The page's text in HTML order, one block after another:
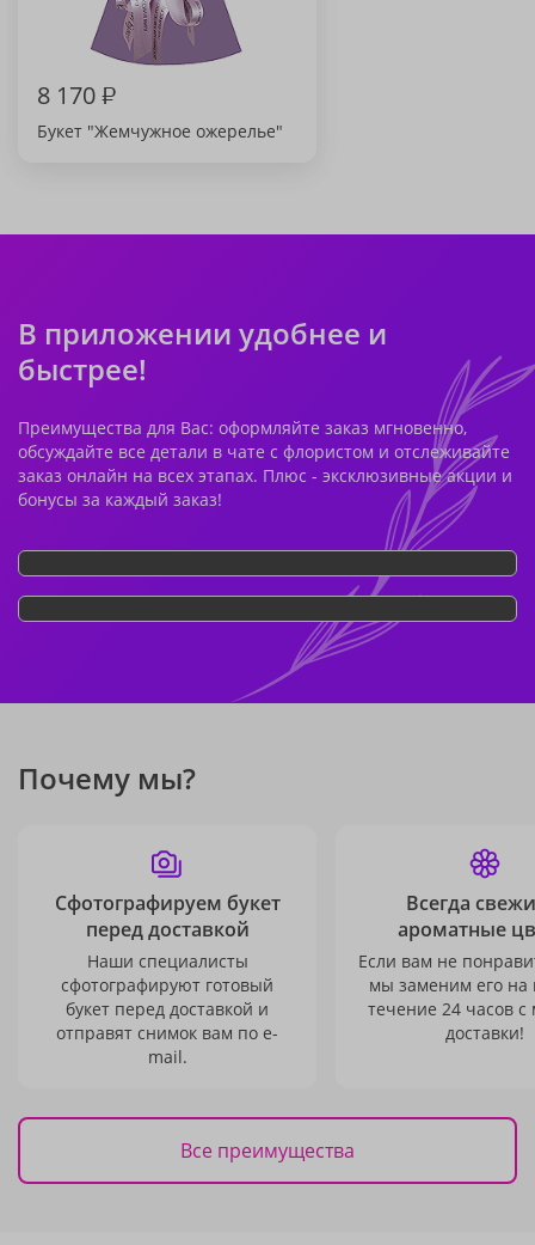
8 170₽
Букет "Жемчужное ожерелье"
В приложении удобнее и
быстрее!
Преимущества для Вас: оформляйте заказ мгновенно,
обсуждайте все детали в чате с флористом и отслеживайте
заказ онлайн на всех этапах. Плюс - эксклюзивные акции и
бонусы за каждый заказ!
Почему мы?
Сфотографируем букет
перед доставкой
Наши специалисты
сфотографируют готовый
букет перед доставкой и
отправят снимок вам по e-
mail.
Всегда
ароматные
Если вам не
мы заменим его на
течение 24 часов с
доставки!
Все преимущества